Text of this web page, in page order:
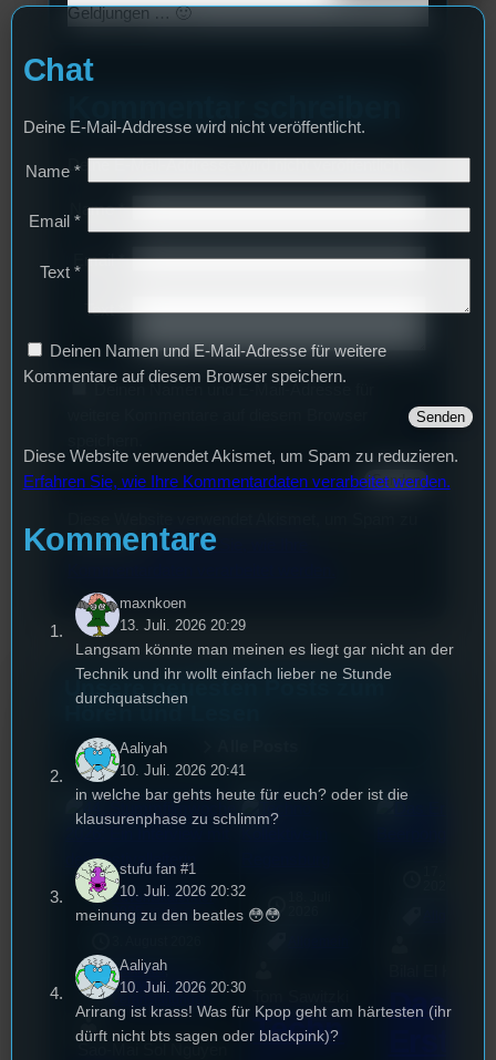
Geldjungen … 🙂
Deine E-Mail-Addresse wird nicht veröffentlicht.
Name*
Email*
Text*
Deinen Namen und E-Mail-Adresse für
reduzieren. Erfahren Sie, wie Ihre
Unsere neuesten Posts zum
Hören und Lesen
mic Adventskalender
2025 [S1/E19]
Festivals
Interview
Kultur ,
Sao-Mai Sol Nguyen
Techn
Das
Chat
Deine E-Mail-Addresse wird nicht veröffentlicht.
Name *
Email *
Text *
Deinen Namen und E-Mail-Adresse für weitere
Kommentare auf diesem Browser speichern.
Diese Website verwendet Akismet, um Spam zu reduzieren.
Erfahren Sie, wie Ihre Kommentardaten verarbeitet werden.
Kommentare
maxnkoen
13. Juli. 2026 20:29
Langsam könnte man meinen es liegt gar nicht an der
Technik und ihr wollt einfach lieber ne Stunde
durchquatschen
Aaliyah
10. Juli. 2026 20:41
in welche bar gehts heute für euch? oder ist die
klausurenphase zu schlimm?
stufu fan #1
10. Juli. 2026 20:32
meinung zu den beatles 😳😳
Aaliyah
10. Juli. 2026 20:30
Arirang ist krass! Was für Kpop geht am härtesten (ihr
dürft nicht bts sagen oder blackpink)?